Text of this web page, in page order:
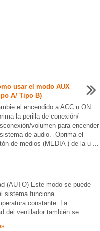
usar el modo AUX
A/ Tipo B)
el encendido a ACC u ON.
la perilla de conexión/
volumen para encender
de audio. Oprima el
de medios (MEDIA ) de la u ...
(AUTO) Este modo se puede
sistema funciona
constante. La
del ventilador también se ...